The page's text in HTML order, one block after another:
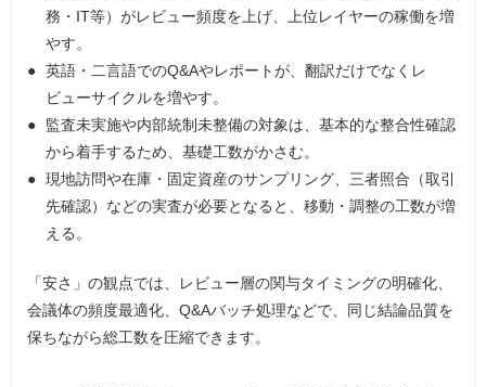
務・IT等）がレビュー頻度を上げ、上位レイヤーの稼働を増
やす。
英語・二言語でのQ&Aやレポートが、翻訳だけでなくレ
ビューサイクルを増やす。
監査未実施や内部統制未整備の対象は、基本的な整合性確認
から着手するため、基礎工数がかさむ。
現地訪問や在庫・固定資産のサンプリング、三者照合（取引
先確認）などの実査が必要となると、移動・調整の工数が増
える。
「安さ」の観点では、レビュー層の関与タイミングの明確化、
会議体の頻度最適化、Q&Aバッチ処理などで、同じ結論品質を
保ちながら総工数を圧縮できます。